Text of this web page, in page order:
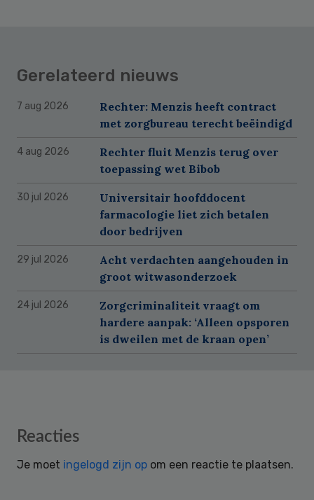
Gerelateerd nieuws
7 aug 2026
Rechter: Menzis heeft contract
met zorgbureau terecht beëindigd
4 aug 2026
Rechter fluit Menzis terug over
toepassing wet Bibob
30 jul 2026
Universitair hoofddocent
farmacologie liet zich betalen
door bedrijven
29 jul 2026
Acht verdachten aangehouden in
groot witwasonderzoek
24 jul 2026
Zorgcriminaliteit vraagt om
hardere aanpak: ‘Alleen opsporen
is dweilen met de kraan open’
Reader
Reacties
Je moet ingelogd zijn op om een reactie te plaatsen.